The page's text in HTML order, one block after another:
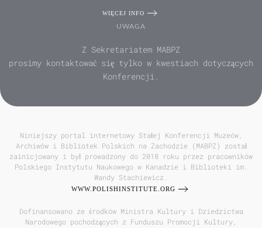
WIĘCEJ INFO
UWAGA
Z Sekretariatem MABPZ
prosimy kontaktować się tylko w kwestiach dotyczących
Konferencji.
Niniejszy portal internetowy Stałej Konferencji Muzeów,
Archiwów i Bibliotek Polskich na Zachodzie (MABPZ) został
zainicjowany i był prowadzony do 2018 roku przez pracowników
Polskiego Instytutu Naukowego w Kanadzie i Biblioteki im.
Wandy Stachiewicz.
WWW.POLISHINSTITUTE.ORG
Dofinansowano ze środków Ministra Kultury i Dziedzictwa
Narodowego pochodzących z Funduszu Promocji Kultury,